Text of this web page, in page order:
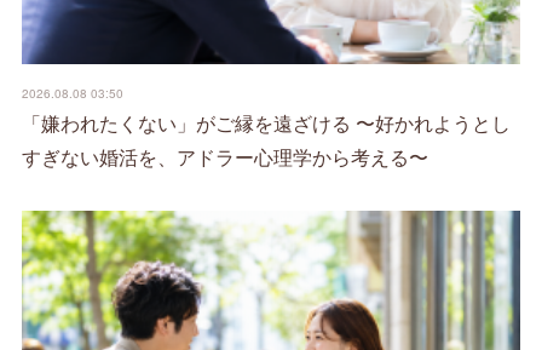
2026.08.08 03:50
「嫌われたくない」がご縁を遠ざける 〜好かれようとし
すぎない婚活を、アドラー心理学から考える〜